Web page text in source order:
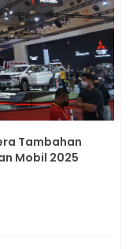
Tambahan
Mobil 2025